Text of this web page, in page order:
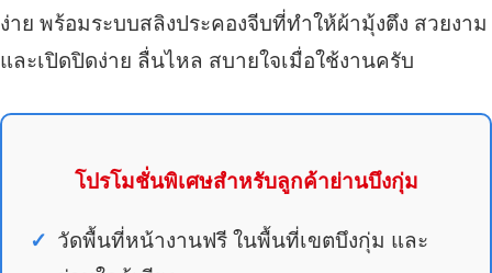
ง่าย พร้อมระบบสลิงประคองจีบที่ทำให้ผ้ามุ้งตึง สวยงาม
และเปิดปิดง่าย ลื่นไหล สบายใจเมื่อใช้งานครับ
โปรโมชั่นพิเศษสำหรับลูกค้าย่านบึงกุ่ม
วัดพื้นที่หน้างานฟรี ในพื้นที่เขตบึงกุ่ม และ